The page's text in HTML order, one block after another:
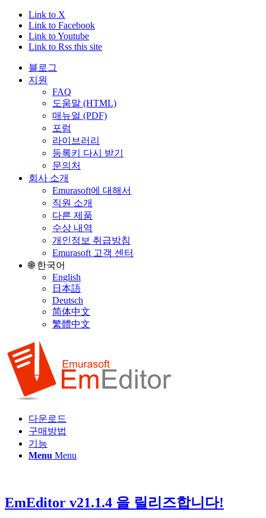
Link to X
Link to Facebook
Link to Youtube
Link to Rss this site
블로그
지원
FAQ
도움말 (HTML)
매뉴얼 (PDF)
포럼
라이브러리
등록키 다시 받기
문의처
회사 소개
Emurasoft에 대해서
직원 소개
다른 제품
수상 내역
개인정보 취급방침
Emurasoft 고객 센터
🌐 한국어
English
日本語
Deutsch
简体中文
繁體中文
다운로드
구매방법
기능
Menu Menu
EmEditor v21.1.4 을 릴리즈합니다!